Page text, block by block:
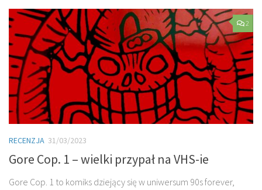
2
RECENZJA 31/03/2023
Gore Cop. 1 – wielki przypał na VHS-ie
Gore Cop. 1 to komiks dziejący się w uniwersum 90s forever,